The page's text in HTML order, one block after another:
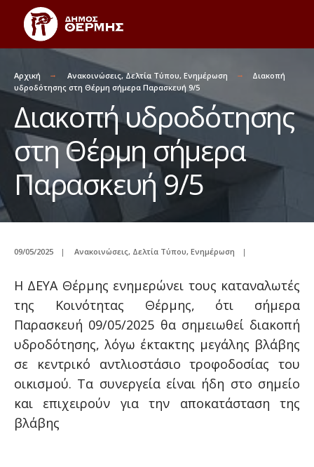
Αρχική Ανακοινώσεις,Δελτία Τύπου, Ενημέρωση
Διακοπή
υδροδότησης στη Θέρμη σήμερα Παρασκευή 9/5
Διακοπή υδροδότησης
στη Θέρμη σήμερα
Παρασκευή 9/5
09/05/2025 | Ανακοινώσεις, Δελτία Τύπου, Ενημέρωση |
Η ΔΕΥΑ Θέρμης ενημερώνει τους καταναλωτές
της Κοινότητας Θέρμης, ότι σήμερα
Παρασκευή 09/05/2025 θα σημειωθεί διακοπή
υδροδότησης, λόγω έκτακτης μεγάλης βλάβης
σε κεντρικό αντλιοστάσιο τροφοδοσίας του
οικισμού. Τα συνεργεία είναι ήδη στο σημείο
και επιχειρούν για την αποκατάσταση της
βλάβης